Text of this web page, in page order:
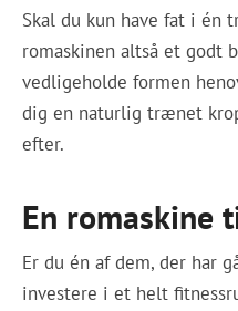
Skal du kun have fat i én
romaskinen altså et godt
vedligeholde formen
dig en naturlig trænet
efter.
En romaskine
Er du én af dem, der har
investere i et helt